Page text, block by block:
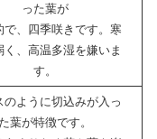
った葉が
で、四季咲きです。寒
く、高温多湿を嫌いま
す。
のように切込みが入っ
た葉が特徴です。